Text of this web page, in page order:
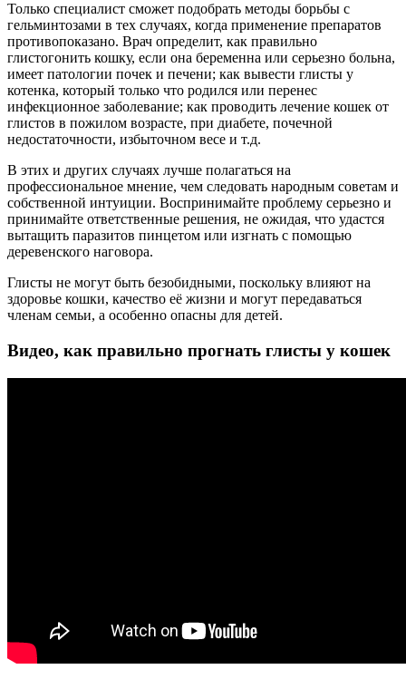
Только специалист сможет подобрать методы борьбы с
гельминтозами в тех случаях, когда применение препаратов
противопоказано. Врач определит, как правильно
глистогонить кошку, если она беременна или серьезно больна,
имеет патологии почек и печени; как вывести глисты у
котенка, который только что родился или перенес
инфекционное заболевание; как проводить лечение кошек от
глистов в пожилом возрасте, при диабете, почечной
недостаточности, избыточном весе и т.д.
В этих и других случаях лучше полагаться на
профессиональное мнение, чем следовать народным советам и
собственной интуиции. Воспринимайте проблему серьезно и
принимайте ответственные решения, не ожидая, что удастся
вытащить паразитов пинцетом или изгнать с помощью
деревенского наговора.
Глисты не могут быть безобидными, поскольку влияют на
здоровье кошки, качество её жизни и могут передаваться
членам семьи, а особенно опасны для детей.
Видео, как правильно прогнать глисты у кошек